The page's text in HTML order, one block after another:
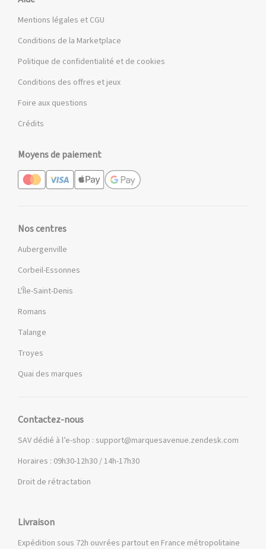
Mentions légales et CGU
Conditions de la Marketplace
Politique de confidentialité et de cookies
Conditions des offres et jeux
Foire aux questions
Crédits
Moyens de paiement
Nos centres
Aubergenville
Corbeil-Essonnes
L'Île-Saint-Denis
Romans
Talange
Troyes
Quai des marques
Contactez-nous
SAV dédié à l’e-shop : support@marquesavenue.zendesk.com
Horaires : 09h30-12h30 / 14h-17h30
Droit de rétractation
Livraison
Expédition sous 72h ouvrées partout en France métropolitaine